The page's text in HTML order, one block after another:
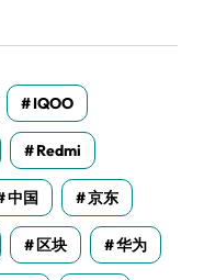
IQOO
Redmi
中国 京东
区块 华为